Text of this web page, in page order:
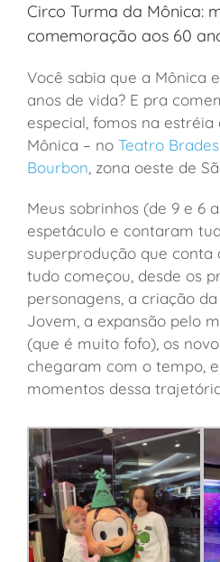
Circo Turma da Mônica:
comemoração aos 60
Você sabia que a Mônica
anos de vida? E pra
especial, fomos na estréia
Mônica – no Teatro
Bourbon , zona oeste de
Meus sobrinhos (de 9 e 6
espetáculo e contaram
superprodução que conta
tudo começou, desde os
personagens, a criação
Jovem, a expansão pelo
(que é muito fofo), os
chegaram com o tempo,
momentos dessa